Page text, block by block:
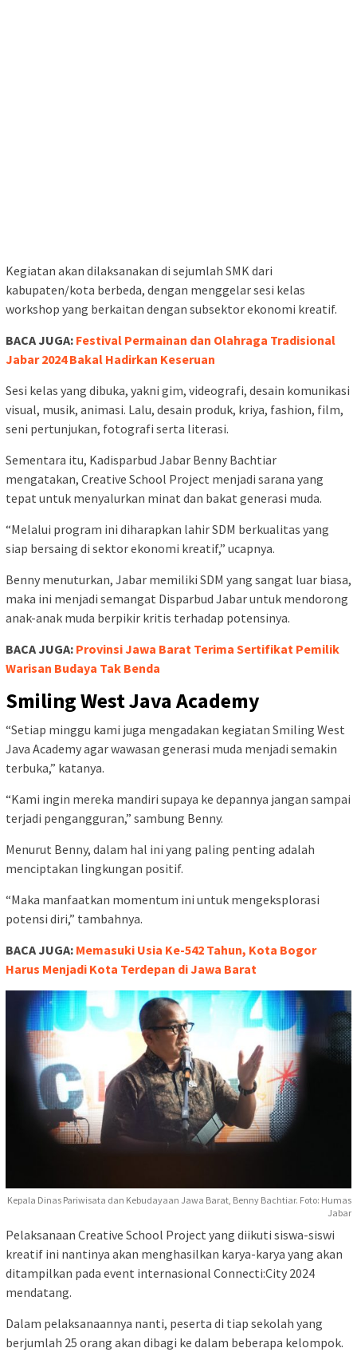
Kegiatan akan dilaksanakan di sejumlah SMK dari
kabupaten/kota berbeda, dengan menggelar sesi kelas
workshop yang berkaitan dengan subsektor ekonomi kreatif.
BACA JUGA: Festival Permainan dan Olahraga Tradisional
Jabar 2024 Bakal Hadirkan Keseruan
Sesi kelas yang dibuka, yakni gim, videografi, desain komunikasi
visual, musik, animasi. Lalu, desain produk, kriya, fashion, film,
seni pertunjukan, fotografi serta literasi.
Sementara itu, Kadisparbud Jabar Benny Bachtiar
mengatakan, Creative School Project menjadi sarana yang
tepat untuk menyalurkan minat dan bakat generasi muda.
“Melalui program ini diharapkan lahir SDM berkualitas yang
siap bersaing di sektor ekonomi kreatif,” ucapnya.
Benny menuturkan, Jabar memiliki SDM yang sangat luar biasa,
maka ini menjadi semangat Disparbud Jabar untuk mendorong
anak-anak muda berpikir kritis terhadap potensinya.
BACA JUGA: Provinsi Jawa Barat Terima Sertifikat Pemilik
Warisan Budaya Tak Benda
Smiling West Java Academy
“Setiap minggu kami juga mengadakan kegiatan Smiling West
Java Academy agar wawasan generasi muda menjadi semakin
terbuka,” katanya.
“Kami ingin mereka mandiri supaya ke depannya jangan sampai
terjadi pengangguran,” sambung Benny.
Menurut Benny, dalam hal ini yang paling penting adalah
menciptakan lingkungan positif.
“Maka manfaatkan momentum ini untuk mengeksplorasi
potensi diri,” tambahnya.
BACA JUGA: Memasuki Usia Ke-542 Tahun, Kota Bogor
Harus Menjadi Kota Terdepan di Jawa Barat
Kepala Dinas Pariwisata dan Kebudayaan Jawa Barat, Benny Bachtiar. Foto: Humas
Jabar
Pelaksanaan Creative School Project yang diikuti siswa-siswi
kreatif ini nantinya akan menghasilkan karya-karya yang akan
ditampilkan pada event internasional Connecti:City 2024
mendatang.
Dalam pelaksanaannya nanti, peserta di tiap sekolah yang
berjumlah 25 orang akan dibagi ke dalam beberapa kelompok.